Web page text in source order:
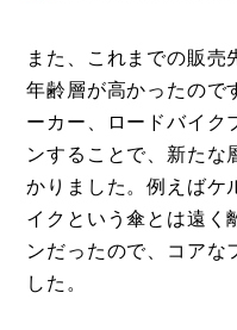
また、これまでの販売
年齢層が高かったので
ーカー、ロードバイク
ンすることで、新たな
かりました。例えばケ
イクという傘とは遠く
ンだったので、コアな
した。